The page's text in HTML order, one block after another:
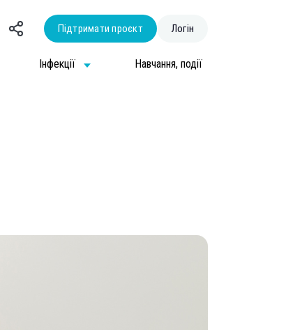
Підтримати проєкт Логін
Інфекції Навчання, події